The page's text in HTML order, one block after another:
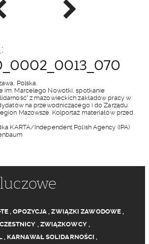
Następne
zdjęcie
Polska.
im. Marcelego Nowotki, spotkanie
z mazowieckich zakładów pracy w
na przewodniczącego i do Zarządu
Mazowsze. Kolportaż materiałów przed
KARTA/Independent Polish Agency (IPA)
,OPOZYCJA ,ZWIĄZKI ZAWODOWE ,
, ZWIĄZKOWCY,
, KARNAWAŁ SOLIDARNOŚCI ,